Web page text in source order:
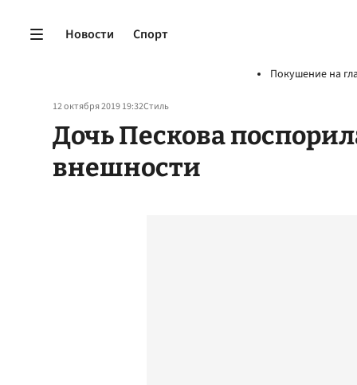
Новости Спорт
Покушение на
12 октября 2019 19:32Стиль
Дочь Пескова
внешности